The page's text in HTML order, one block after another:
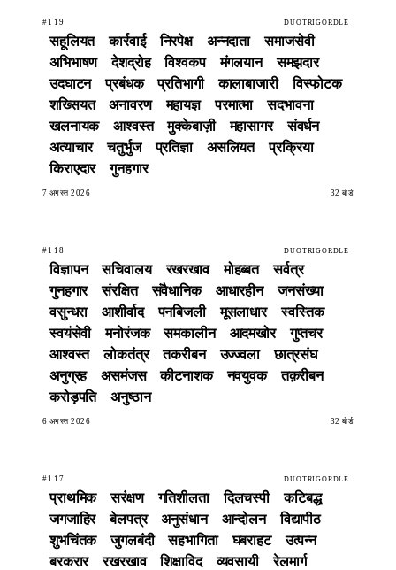
#119 DUOTRIGORDLE
सहूलियत कार्रवाई निरपेक्ष अन्नदाता
समाजसेवी
अभिभाषण
देशद्रोह विश्वकप मंगलयान
समझदार
उदघाटन
प्रबंधक प्रतिभागी कालाबाजारी
विस्फोटक
शख्सियत
अनावरण महायज्ञ परमात्मा
सदभावना
खलनायक
आश्वस्त मुक्केबाज़ी महासागर
संवर्धन
अत्याचार
चतुर्भुज प्रतिज्ञा असलियत
प्रक्रिया
किराएदार
गुनहगार
7 अगस्त 2026 32 बोर्ड
#118 DUOTRIGORDLE
विज्ञापन सचिवालय रखरखाव मोहब्बत
सर्वत्र
गुनहगार
संरक्षित संवैधानिक आधारहीन
जनसंख्या
वसुन्धरा
आशीर्वाद पनबिजली मूसलाधार
स्वस्तिक
स्वयंसेवी
मनोरंजक समकालीन आदमखोर
गुप्तचर
आश्वस्त
लोकतंत्र तकरीबन उज्ज्वला
छात्रसंघ
अनुग्रह
असमंजस कीटनाशक नवयुवक
तक़रीबन
करोड़पति
अनुष्ठान
6 अगस्त 2026 32 बोर्ड
#117 DUOTRIGORDLE
प्राथमिक सरंक्षण गतिशीलता दिलचस्पी
कटिबद्ध
जगजाहिर
बेलपत्र अनुसंधान आन्दोलन
विद्यापीठ
शुभचिंतक
जुगलबंदी सहभागिता घबराहट
उत्पन्न
बरकरार
रखरखाव शिक्षाविद व्यवसायी
रेलमार्ग